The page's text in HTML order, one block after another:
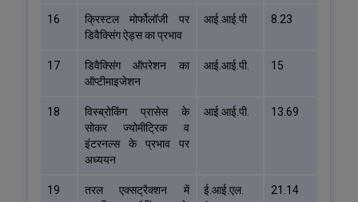
16
क्रिस्टल मोर्फोलॉजी पर
डिवैक्सिंग ऐड्स का प्रभाव
आई.आई.पी 8.23
17
डिवैक्सिंग ऑपरेशन का
ऑप्टीमाइजेशन
आई.आई.पी. 15
18
विस्ब्रोकिंग प्रासेस के
सोकर ज्योमीट्रिक व
इंटरनल्स के प्रभाव पर
अध्ययन
आई.आई.पी. 13.69
19
तरल एक्सट्रैक्शन में
ई.आई.एल.
21.14